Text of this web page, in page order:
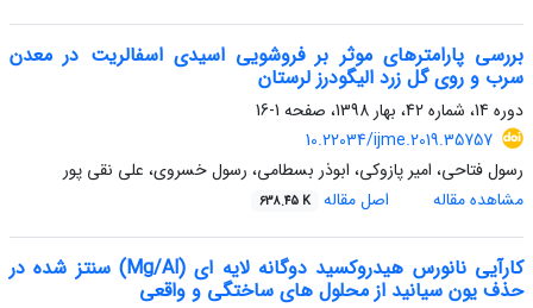
بررسی پارامترهای موثر بر فروشویی اسیدی اسفالریت در معدن
سرب و روی گل زرد الیگودرز لرستان
دوره 14، شماره 42، بهار 1398، صفحه
1-16
10.22034/ijme.2019.35757
رسول فتاحی، امیر پازوکی، ابوذر بسطامی، رسول خسروی، علی نقی پور
مشاهده مقاله
اصل مقاله 638.45 K
کارآیی نانورس هیدروکسید دوگانه لایه ای (Mg/Al) سنتز شده در
حذف یون سیانید از محلول های ساختگی و واقعی